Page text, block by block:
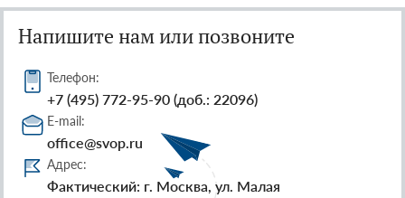
Напишите нам или позвоните
Телефон:
+7 (495) 772-95-90 (доб.: 22096)
E-mail:
office@svop.ru
Адрес:
Фактический: г. Москва, ул. Малая